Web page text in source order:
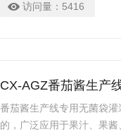
访问量： 5416
CX-AGZ番茄酱生产
番茄酱生产线专用无菌袋
的，广泛应用于果汁、果